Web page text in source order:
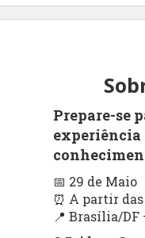
Prepare-se
experiência
📅 29 de Maio
⏰ A partir
📍 Brasília/